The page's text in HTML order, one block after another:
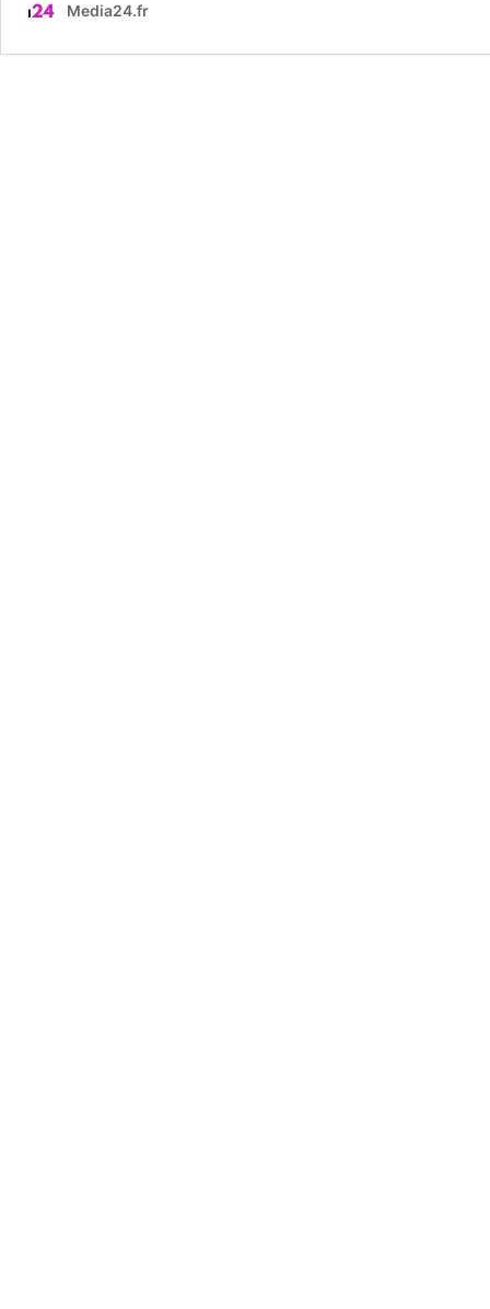
Media24.fr